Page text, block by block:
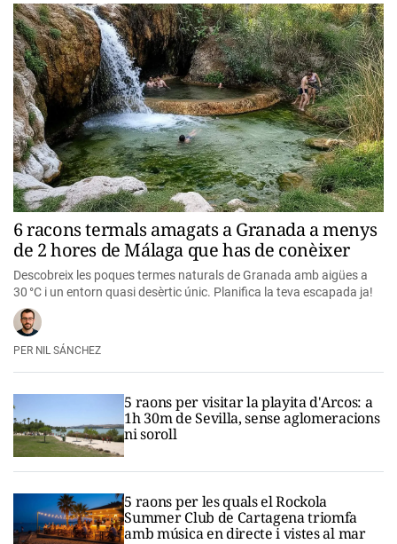
6 racons termals amagats a Granada a menys
de 2 hores de Málaga que has de conèixer
Descobreix les poques termes naturals de Granada amb aigües a
30 °C i un entorn quasi desèrtic únic. Planifica la teva escapada ja!
NIL SÁNCHEZ
5 raons per visitar la playita d'Arcos: a
1h 30m de Sevilla, sense aglomeracions
ni soroll
5 raons per les quals el Rockola
Summer Club de Cartagena triomfa
amb música en directe i vistes al mar